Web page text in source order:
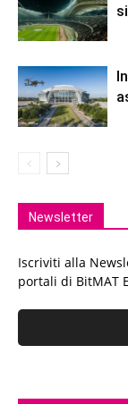
Newsletter
Iscriviti alla
portali di BitMAT